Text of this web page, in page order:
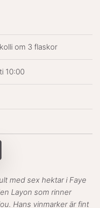
om 3 flaskor
10:00
med sex hektar i Faye
Layon som rinner
Hans vinmarker är fint